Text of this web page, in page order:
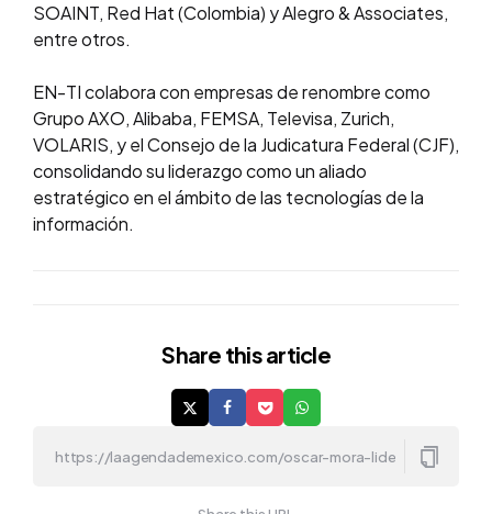
SOAINT, Red Hat (Colombia) y Alegro & Associates,
entre otros.
EN-TI colabora con empresas de renombre como
Grupo AXO, Alibaba, FEMSA, Televisa, Zurich,
VOLARIS, y el Consejo de la Judicatura Federal (CJF),
consolidando su liderazgo como un aliado
estratégico en el ámbito de las tecnologías de la
información.
Share this article